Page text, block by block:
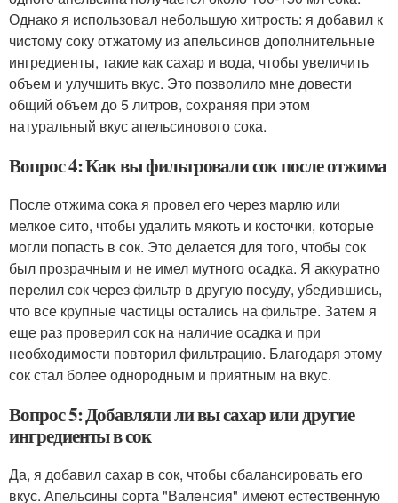
Однако я использовал небольшую хитрость: я добавил к
чистому соку отжатому из апельсинов дополнительные
ингредиенты, такие как сахар и вода, чтобы увеличить
объем и улучшить вкус. Это позволило мне довести
общий объем до 5 литров, сохраняя при этом
натуральный вкус апельсинового сока.
Вопрос 4: Как вы фильтровали сок после отжима
После отжима сока я провел его через марлю или
мелкое сито, чтобы удалить мякоть и косточки, которые
могли попасть в сок. Это делается для того, чтобы сок
был прозрачным и не имел мутного осадка. Я аккуратно
перелил сок через фильтр в другую посуду, убедившись,
что все крупные частицы остались на фильтре. Затем я
еще раз проверил сок на наличие осадка и при
необходимости повторил фильтрацию. Благодаря этому
сок стал более однородным и приятным на вкус.
Вопрос 5: Добавляли ли вы сахар или другие
ингредиенты в сок
Да, я добавил сахар в сок, чтобы сбалансировать его
вкус. Апельсины сорта "Валенсия" имеют естественную